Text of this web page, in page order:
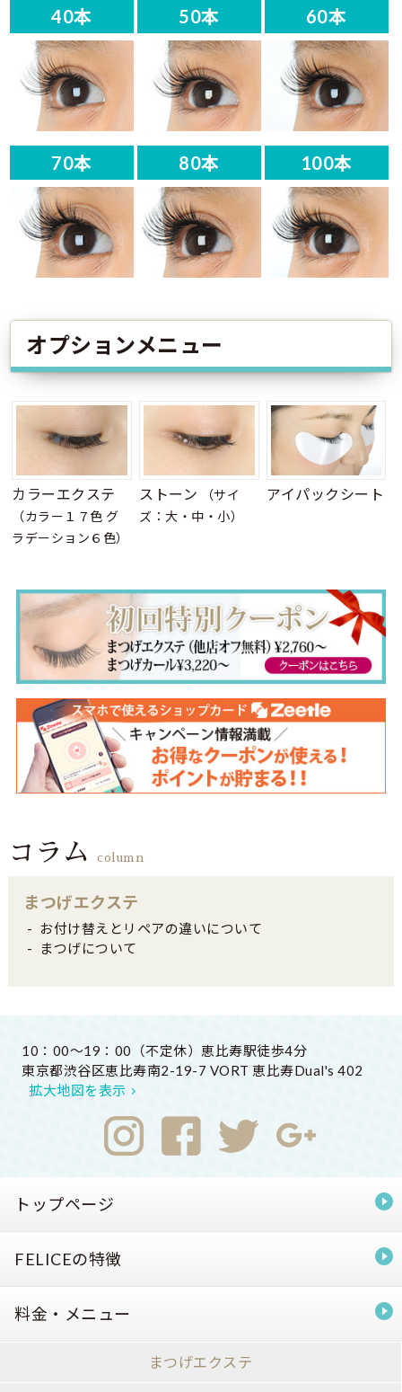
40本 50本 60本
70本 80本 100本
オプションメニュー
カラーエクステ
（カラー１７色 グ
ラデーション６色）
ストーン
（サイ
ズ：大・中・小）
アイパックシート
コラム column
まつげエクステ
お付け替えとリペアの違いについて
まつげについて
10：00～19：00（不定休）恵比寿駅徒歩4分
東京都渋谷区恵比寿南2-19-7 VORT 恵比寿Dual's 402
拡大地図を表示
トップページ
FELICEの特徴
料金・メニュー
まつげエクステ